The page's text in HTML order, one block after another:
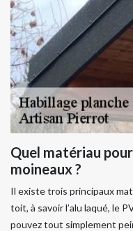
Quel matériau
moineaux ?
Il existe trois principaux
toit, à savoir l’alu laqué, le
pouvez tout simplement